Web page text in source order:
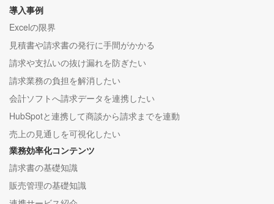
導入事例
Excelの限界
見積書や請求書の発行に手間がかかる
請求や支払いの抜け漏れを防ぎたい
請求業務の負担を解消したい
会計ソフトへ請求データを連携したい
HubSpotと連携して商談から請求までを連動
売上の見通しを可視化したい
業務効率化コンテンツ
請求書の基礎知識
販売管理の基礎知識